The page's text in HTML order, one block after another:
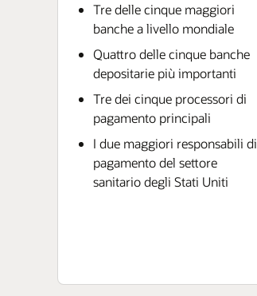
Tre delle cinque maggiori
banche a livello mondiale
Quattro delle cinque banche
depositarie più importanti
Tre dei cinque processori di
pagamento principali
I due maggiori responsabili di
pagamento del settore
sanitario degli Stati Uniti